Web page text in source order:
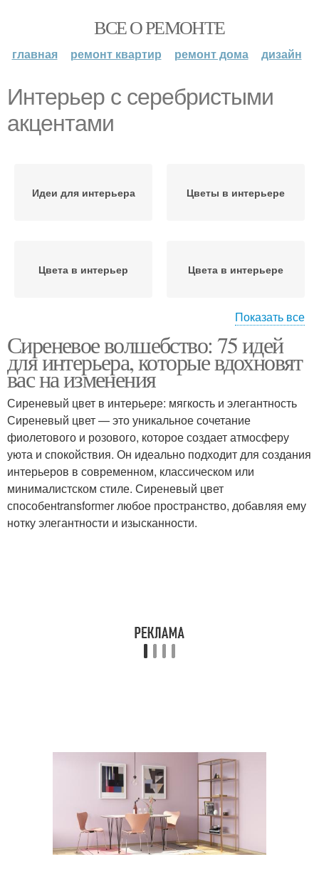
ВСЕ О РЕМОНТЕ
главная ремонт квартир ремонт дома дизайн
Интерьер с серебристыми
акцентами
Идеи для интерьера Цветы в интерьере
Цвета в интерьер Цвета в интерьере
интерьер
Серо-бирюзовый
интерьер
Комбинации для
интерьера
Золотой в интерьере
Показать все
Сиреневое волшебство: 75 идей
для интерьера, которые вдохновят
вас на изменения
Сиреневый цвет в интерьере: мягкость и элегантность
Сиреневый цвет — это уникальное сочетание
фиолетового и розового, которое создает атмосферу
уюта и спокойствия. Он идеально подходит для создания
интерьеров в современном, классическом или
минималистском стиле. Сиреневый цвет
способенtransformer любое пространство, добавляя ему
нотку элегантности и изысканности.